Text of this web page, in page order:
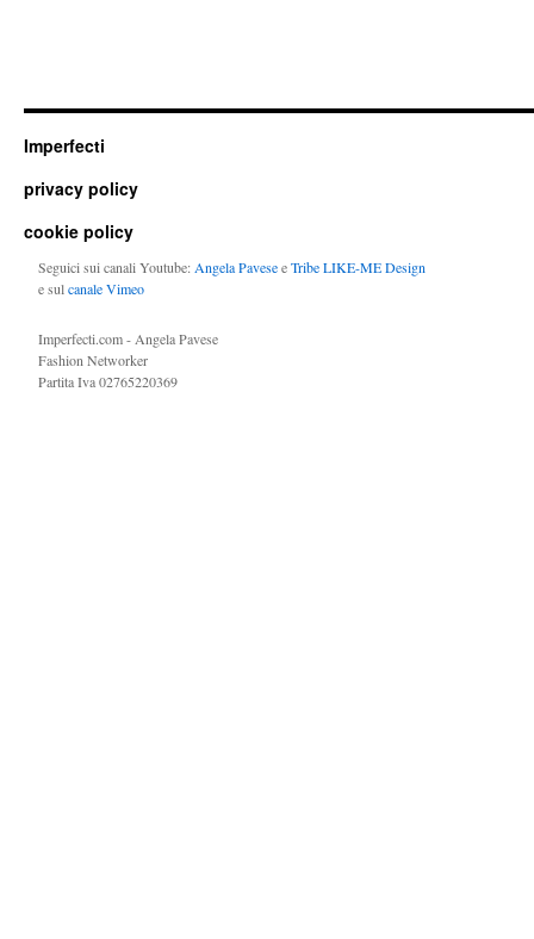
Imperfecti
privacy policy
cookie policy
Seguici sui canali Youtube: Angela PaveseeTribe LIKE-ME Design
e sulcanale Vimeo
Imperfecti.com - Angela Pavese
Fashion Networker
Partita Iva 02765220369